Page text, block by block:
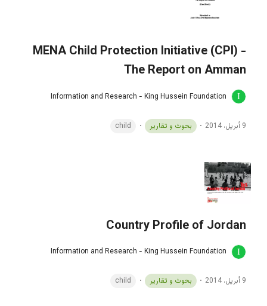
MENA Child Protection Initiative (CPI) -
The Report on Amman
Information and Research - King Hussein Foundation
9 أبريل، 2014 بحوث و تقارير child
Country Profile of Jordan
Information and Research - King Hussein Foundation
9 أبريل، 2014 بحوث و تقارير child